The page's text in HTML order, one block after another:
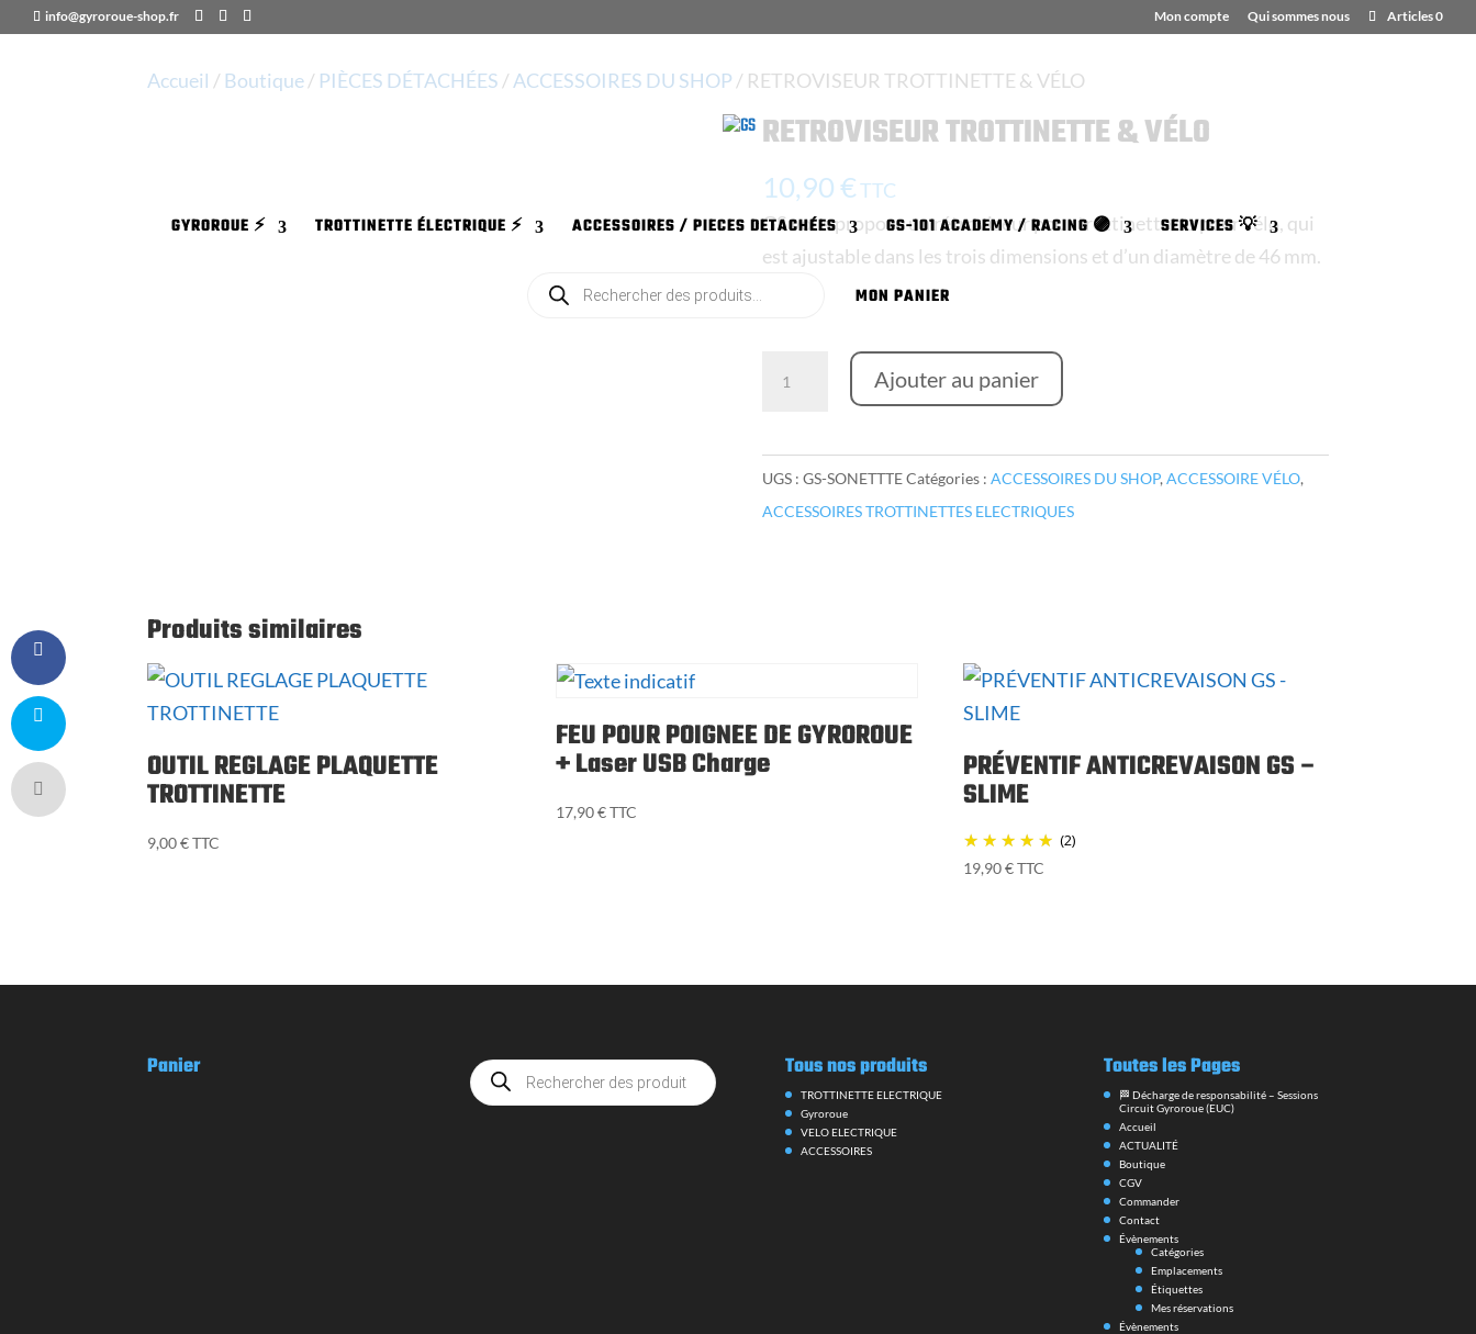
info@gyroroue-shop.fr Mon compte Qui sommes nous Articles 0
GYROROUE ⚡️ TROTTINETTE ÉLECTRIQUE ⚡️ ACCESSOIRES / PIECES DETACHÉES GS-101 ACADEMY / RACING 🟣 SERVICES 💡
Recherche
produits
MON PANIER
Accueil / Boutique/ PIÈCES DÉTACHÉES / ACCESSOIRES DU SHOP / RETROVISEUR TROTTINETTE & VÉLO
RETROVISEUR TROTTINETTE & VÉLO
10,90 €TTC
GS vous propose un rétroviseur pour trottinette ou pour vélo, qui
est ajustable dans les trois dimensions et d’un diamètre de 46 mm.
Ajouter au panier
UGS : GS-SONETTTE Catégories : ACCESSOIRES DU SHOP, ACCESSOIRE VÉLO,
ACCESSOIRES TROTTINETTES ELECTRIQUES
Produits similaires
OUTIL REGLAGE PLAQUETTE
TROTTINETTE
9,00€ TTC
FEU POUR POIGNEE DE GYROROUE
+ Laser USB Charge
17,90€TTC
PRÉVENTIF ANTICREVAISON GS –
SLIME
(2)
19,90€TTC
Panier
Recherche
de
produits
Tous nos produits
TROTTINETTE ELECTRIQUE
Gyroroue
VELO ELECTRIQUE
ACCESSOIRES
Toutes les Pages
🏁 Décharge de responsabilité – Sessions
Circuit Gyroroue (EUC)
Accueil
ACTUALITÉ
Boutique
CGV
Commander
Contact
Évènements
Catégories
Emplacements
Étiquettes
Mes réservations
Évènements